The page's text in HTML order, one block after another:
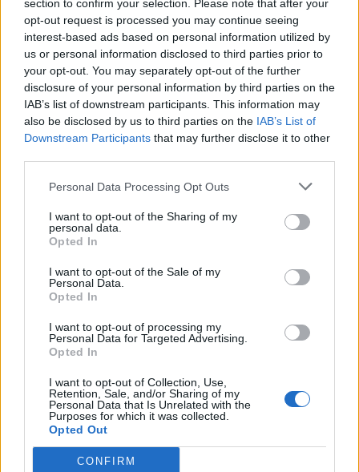
section to confirm your selection. Please note that after your
opt-out request is processed you may continue seeing
interest-based ads based on personal information utilized by
us or personal information disclosed to third parties prior to
your opt-out. You may separately opt-out of the further
disclosure of your personal information by third parties on the
IAB’s list of downstream participants. This information may
also be disclosed by us to third parties on the IAB’s List of
Downstream Participants that may further disclose it to other
Personal Data Processing Opt Outs
I want to opt-out of the Sharing of my
personal data.
Opted In
I want to opt-out of the Sale of my
Personal Data.
Opted In
I want to opt-out of processing my
Personal Data for Targeted Advertising.
Opted In
I want to opt-out of Collection, Use,
Retention, Sale, and/or Sharing of my
Personal Data that Is Unrelated with the
Purposes for which it was collected.
Opted Out
CONFIRM
2026-08-06 KL. 06:00
Nu ska Nils hjälpa LFK att klara kontraktet.